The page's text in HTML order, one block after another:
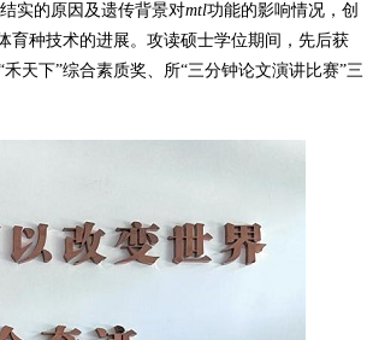
实的原因及遗传背景对mtl功能的影响情况，创
育种技术的进展。攻读硕士学位期间，先后获
天下”综合素质奖、所“三分钟论文演讲比赛”三